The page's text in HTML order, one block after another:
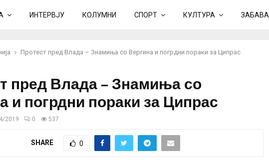
ИНТЕРВЈУ КОЛУМНИ СПОРТ КУЛТУРА ЗАБАВА
Протест пред Влада – Знамиња со Вергина и погрдни пораки за Ципрас
пред Влада – Знамиња со
и погрдни пораки за Ципрас
2019 0 537
SHARE 0